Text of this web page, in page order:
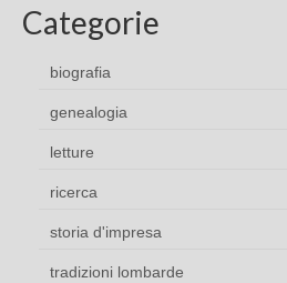
Categorie
biografia
genealogia
letture
ricerca
storia d'impresa
tradizioni lombarde